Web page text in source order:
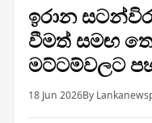
ඉරාන
වීමත් සමඟ
මට්ටම්වලට
18 Jun 2026By